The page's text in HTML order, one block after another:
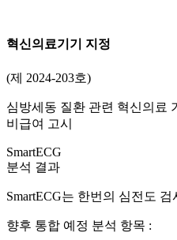
혁신의료기기 지정
(제 2024-203호)
심방세동 질환 관련 혁신의료
비급여 고시
SmartECG
분석 결과
SmartECG는 한번의 심전도
향후 통합 예정 분석 항목 :